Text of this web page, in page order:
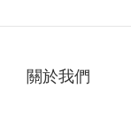
關於我們